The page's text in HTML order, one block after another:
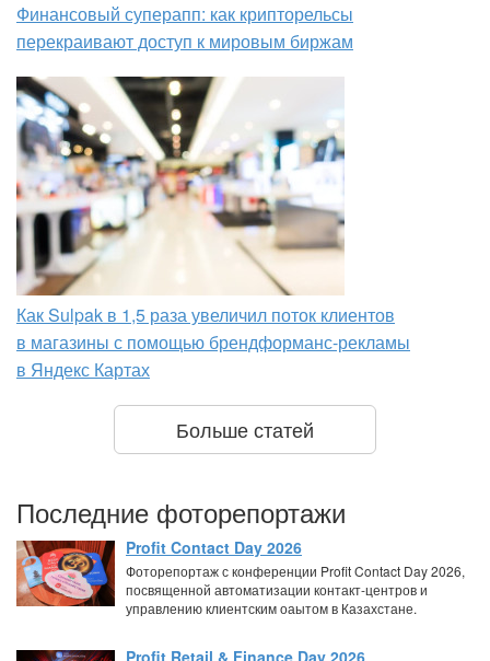
Финансовый суперапп: как крипторельсы
перекраивают доступ к мировым биржам
Как Sulpak в 1,5 раза увеличил поток клиентов
в магазины с помощью брендформанс-рекламы
в Яндекс Картах
Больше статей
Последние фоторепортажи
Profit Contact Day 2026
Фоторепортаж с конференции Profit Contact Day 2026,
посвященной автоматизации контакт-центров и
управлению клиентским оаытом в Казахстане.